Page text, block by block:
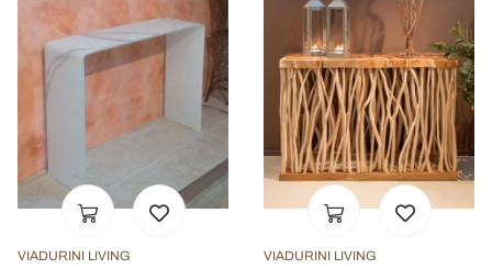
VIADURINI LIVING VIADURINI LIVING